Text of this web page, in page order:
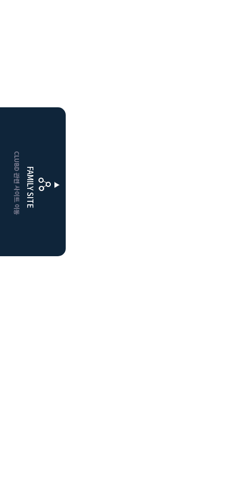
FAMILY SITE
CLUBD 관련 사이트 이동 클럽디